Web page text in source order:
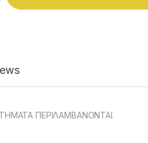
ΠΕΡΙΛΑΜΒΑΝΟΝΤΑΙ.